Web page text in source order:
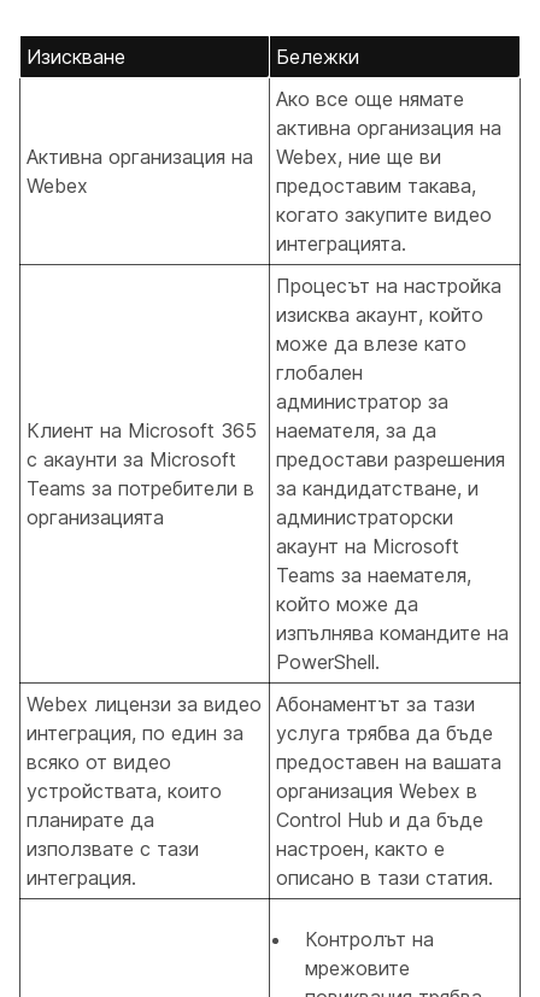
Изискване Бележки
Активна организация на
Webex
Ако все още нямате
активна организация на
Webex, ние ще ви
предоставим такава,
когато закупите видео
интеграцията.
Клиент на Microsoft 365
с акаунти за Microsoft
Teams за потребители в
организацията
Процесът на настройка
изисква акаунт, който
може да влезе като
глобален
администратор за
наемателя, за да
предостави разрешения
за кандидатстване, и
администраторски
акаунт на Microsoft
Teams за наемателя,
който може да
изпълнява командите на
PowerShell.
Webex лицензи за видео
интеграция, по един за
всяко от видео
устройствата, които
планирате да
използвате с тази
интеграция.
Абонаментът за тази
услуга трябва да бъде
предоставен на вашата
организация Webex в
Control Hub и да бъде
настроен, както е
описано в тази статия.
Контролът на
мрежовите